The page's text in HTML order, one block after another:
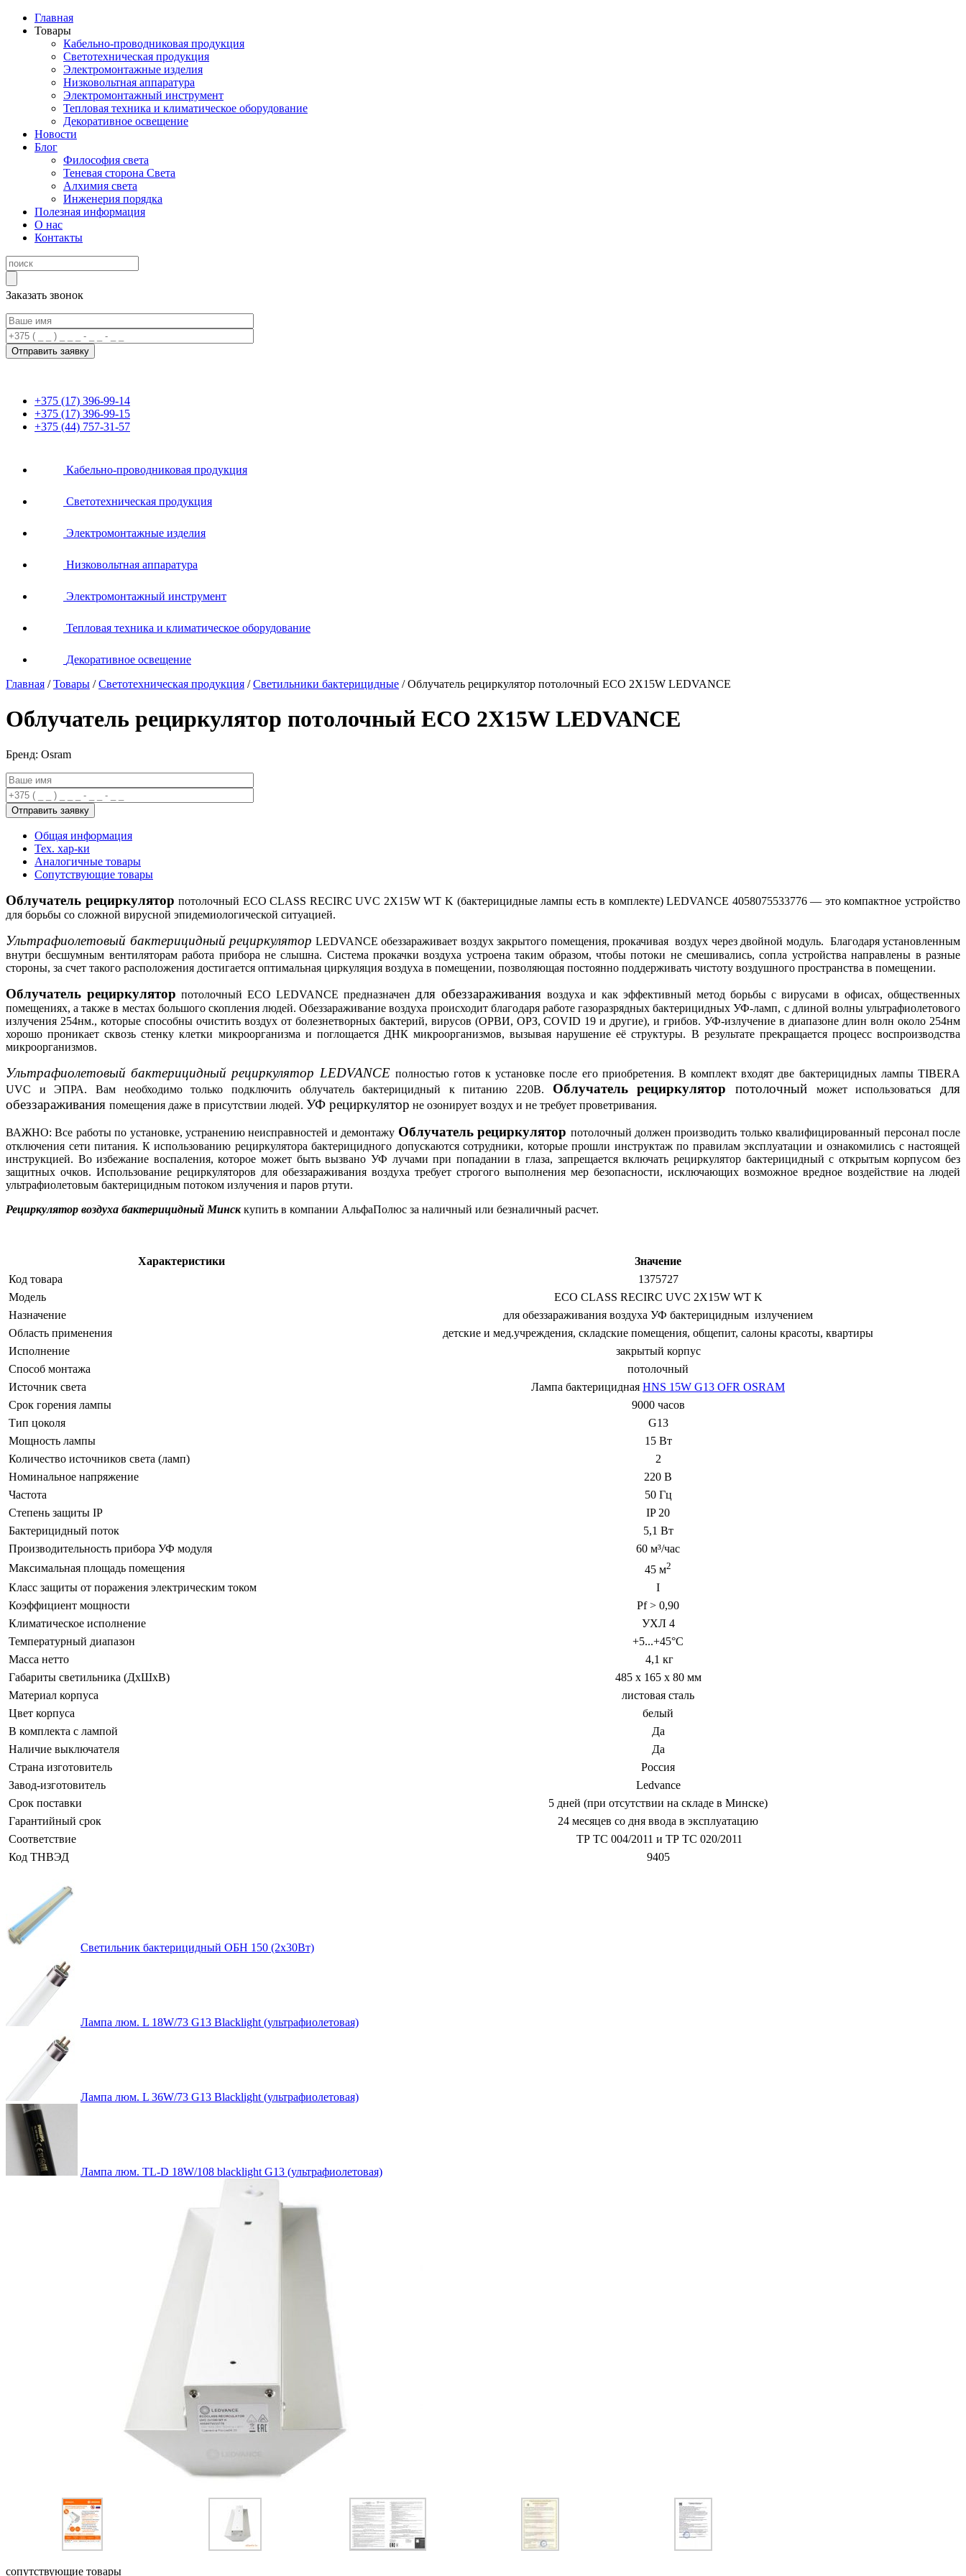
Главная
Товары
Кабельно-проводниковая продукция
Светотехническая продукция
Электромонтажные изделия
Низковольтная аппаратура
Электромонтажный инструмент
Тепловая техника и климатическое оборудование
Декоративное освещение
Новости
Блог
Философия света
Теневая сторона Света
Алхимия света
Инженерия порядка
Полезная информация
О нас
Контакты
Заказать звонок
+375 (17) 396-99-14
+375 (17) 396-99-15
+375 (44) 757-31-57
Кабельно-проводниковая продукция
Светотехническая продукция
Электромонтажные изделия
Низковольтная аппаратура
Электромонтажный инструмент
Тепловая техника и климатическое оборудование
Декоративное освещение
Главная /Товары /Светотехническая продукция /Светильники бактерицидные /Облучатель рециркулятор потолочный ECO 2X15W LEDVANCE
Облучатель рециркулятор потолочный ECO 2X15W LEDVANCE
Бренд: Osram
Общая информация
Тех. хар-ки
Аналогичные товары
Сопутствующие товары
Облучатель рециркуляторпотолочный ECO CLASS RECIRC UVC 2X15W WT K (бактерицидные лампы есть в комплекте) LEDVANCE 4058075533776 — это компактное устройство
для борьбы со сложной вирусной эпидемиологической ситуацией.
Ультрафиолетовый бактерицидный рециркулятор LEDVANCE обеззараживает воздух закрытого помещения, прокачивая воздух через двойной модуль. Благодаря установленным
внутри бесшумным вентиляторам работа прибора не слышна. Система прокачки воздуха устроена таким образом, чтобы потоки не смешивались, сопла устройства направлены в разные
стороны, за счет такого расположения достигается оптимальная циркуляция воздуха в помещении, позволяющая постоянно поддерживать чистоту воздушного пространства в помещении.
Облучатель рециркулятор потолочный ECO LEDVANCE предназначен для обеззараживания воздуха и как эффективный метод борьбы с вирусами в офисах, общественных
помещениях, а также в местах большого скопления людей. Обеззараживание воздуха происходит благодаря работе газоразрядных бактерицидных УФ-ламп, с длиной волны ультрафиолетового
излучения 254нм., которые способны очистить воздух от болезнетворных бактерий, вирусов (ОРВИ, ОРЗ, COVID 19 и другие), и грибов. УФ-излучение в диапазоне длин волн около 254нм
хорошо проникает сквозь стенку клетки микроорганизма и поглощается ДНК микроорганизмов, вызывая нарушение её структуры. В результате прекращается процесс воспроизводства
микроорганизмов.
Ультрафиолетовый бактерицидный рециркулятор LEDVANCE полностью готов к установке после его приобретения. В комплект входят две бактерицидных лампы TIBERA
UVC и ЭПРА. Вам необходимо только подключить облучатель бактерицидный к питанию 220В. Облучатель рециркуляторпотолочный может использоваться
для
обеззараживания помещения даже в присутствии людей. УФ рециркулятор не озонирует воздух и не требует проветривания.
ВАЖНО: Все работы по установке, устранению неисправностей и демонтажу Облучатель рециркулятор потолочный должен производить только квалифицированный персонал после
отключения сети питания. К использованию рециркулятора бактерицидного допускаются сотрудники, которые прошли инструктаж по правилам эксплуатации и ознакомились с настоящей
инструкцией. Во избежание воспаления, которое может быть вызвано УФ лучами при попадании в глаза, запрещается включать рециркулятор бактерицидный с открытым корпусом без
защитных очков. Использование рециркуляторов для обеззараживания воздуха требует строгого выполнения мер безопасности, исключающих возможное вредное воздействие на людей
ультрафиолетовым бактерицидным потоком излучения и паров ртути.
Рециркулятор воздуха бактерицидный Минсккупить в компании АльфаПолюс за наличный или безналичный расчет.
Характеристики
Значение
Код товара
1375727
Модель
ECO CLASS RECIRC UVC 2X15W WT K
Назначение
для обеззараживания воздуха УФ бактерицидным излучением
Область применения
детские и мед.учреждения, складские помещения, общепит, салоны красоты, квартиры
Исполнение
закрытый корпус
Способ монтажа
потолочный
Источник света
Лампа бактерицидная HNS 15W G13 OFR OSRAM
Срок горения лампы
9000 часов
Тип цоколя
G13
Мощность лампы
15 Вт
Количество источников света (ламп)
2
Номинальное напряжение
220 В
Частота
50 Гц
Степень защиты IP
IP 20
Бактерицидный поток
5,1 Вт
Производительность прибора УФ модуля
60 м³/час
Максимальная площадь помещения
45 м2
Класс защиты от поражения электрическим током
I
Коэффициент мощности
Pf > 0,90
Климатическое исполнение
УХЛ 4
Температурный диапазон
+5...+45°C
Масса нетто
4,1 кг
Габариты светильника (ДхШхВ)
485 x 165 х 80 мм
Материал корпуса
листовая сталь
Цвет корпуса
белый
В комплекта с лампой
Да
Наличие выключателя
Да
Страна изготовитель
Россия
Завод-изготовитель
Ledvance
Срок поставки
5 дней (при отсутствии на складе в Минске)
Гарантийный срок
24 месяцев со дня ввода в эксплуатацию
Соответствие
ТР ТС 004/2011 и ТР ТС 020/2011
Код ТНВЭД
9405
Светильник бактерицидный ОБН 150 (2х30Вт)
Лампа люм. L 18W/73 G13 Blacklight (ультрафиолетовая)
Лампа люм. L 36W/73 G13 Blacklight (ультрафиолетовая)
Лампа люм. TL-D 18W/108 blacklight G13 (ультрафиолетовая)
сопутствующие товары